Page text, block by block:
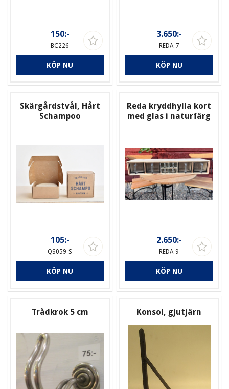
150:-
BC226
KÖP NU
3.650:-
REDA-7
KÖP NU
Skärgårdstvål, Hårt
Schampoo
105:-
QS059-S
KÖP NU
Reda kryddhylla kort
med glas i naturfärg
2.650:-
REDA-9
KÖP NU
Trådkrok 5 cm Konsol, gjutjärn